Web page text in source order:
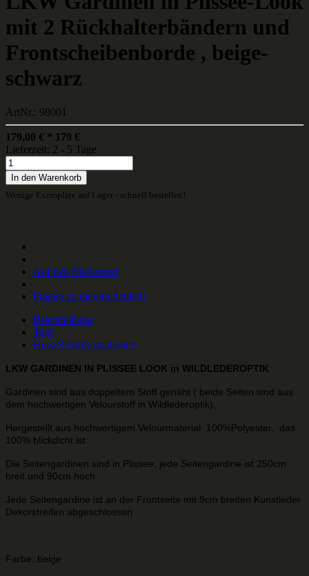
mit 2 Rückhalterbändern und
Frontscheibenborde , beige-
schwarz
ArtNr.: 98001
179,00 € * 179 €
Lieferzeit: 2 - 5 Tage
In den Warenkorb
Wenige Exemplare auf Lager - schnell bestellen!
Auf den Merkzettel
Fragen zu diesem Artikel?
Beschreibung
Tags
Herstellerinformationen
LKW GARDINEN IN PLISSEE LOOK in WILDLEDEROPTIK
Gardinen sind aus doppeltem Stoff genäht ( beide Seiten sind aus
dem hochwertigen Velourstoff in Wildlederoptik),
Hergestellt aus hochwertigem Velourmaterial 100%Polyester, das
100% blickdicht ist.
Die Seitengardinen sind in Plissee, jede Seitengardine ist 250cm
breit und 90cm hoch
Jede Seitengardine ist an der Frontseite mit 9cm breiten Kunstleder
Dekorstreifen abgeschlossen
Farbe: beige